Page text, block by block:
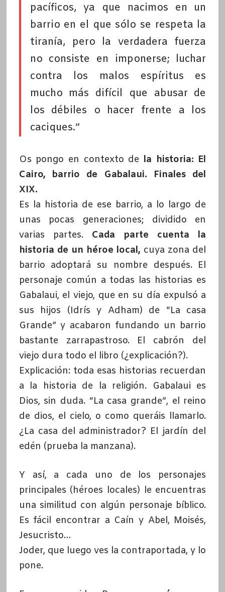
pacíficos, ya que nacimos en un
barrio en el que sólo se respeta la
tiranía, pero la verdadera fuerza
no consiste en imponerse; luchar
contra los malos espíritus es
mucho más difícil que abusar de
los débiles o hacer frente a los
caciques.”
Os pongo en contexto de la historia: El
Cairo, barrio de Gabalaui. Finales del
XIX.
Es la historia de ese barrio, a lo largo de
unas pocas generaciones; dividido en
varias partes. Cada parte cuenta la
historia de un héroe local, cuya zona del
barrio adoptará su nombre después. El
personaje común a todas las historias es
Gabalaui, el viejo, que en su día expulsó a
sus hijos (Idrís y Adham) de “La casa
Grande” y acabaron fundando un barrio
bastante zarrapastroso. El cabrón del
viejo dura todo el libro (¿explicación?).
Explicación: toda esas historias recuerdan
a la historia de la religión. Gabalaui es
Dios, sin duda. “La casa grande”, el reino
de dios, el cielo, o como queráis llamarlo.
¿La casa del administrador? El jardín del
edén (prueba la manzana).
Y así, a cada uno de los personajes
principales (héroes locales) le encuentras
una similitud con algún personaje bíblico.
Es fácil encontrar a Caín y Abel, Moisés,
Jesucristo…
Joder, que luego ves la contraportada, y lo
pone.